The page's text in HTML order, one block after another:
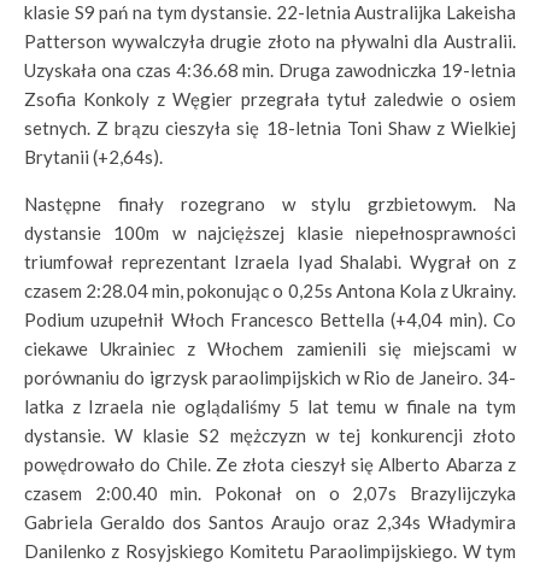
klasie S9 pań na tym dystansie. 22-letnia Australijka Lakeisha
Patterson wywalczyła drugie złoto na pływalni dla Australii.
Uzyskała ona czas 4:36.68 min. Druga zawodniczka 19-letnia
Zsofia Konkoly z Węgier przegrała tytuł zaledwie o osiem
setnych. Z brązu cieszyła się 18-letnia Toni Shaw z Wielkiej
Brytanii (+2,64s).
Następne finały rozegrano w stylu grzbietowym. Na
dystansie 100m w najcięższej klasie niepełnosprawności
triumfował reprezentant Izraela Iyad Shalabi. Wygrał on z
czasem 2:28.04 min, pokonując o 0,25s Antona Kola z Ukrainy.
Podium uzupełnił Włoch Francesco Bettella (+4,04 min). Co
ciekawe Ukrainiec z Włochem zamienili się miejscami w
porównaniu do igrzysk paraolimpijskich w Rio de Janeiro. 34-
latka z Izraela nie oglądaliśmy 5 lat temu w finale na tym
dystansie. W klasie S2 mężczyzn w tej konkurencji złoto
powędrowało do Chile. Ze złota cieszył się Alberto Abarza z
czasem 2:00.40 min. Pokonał on o 2,07s Brazylijczyka
Gabriela Geraldo dos Santos Araujo oraz 2,34s Władymira
Danilenko z Rosyjskiego Komitetu Paraolimpijskiego. W tym